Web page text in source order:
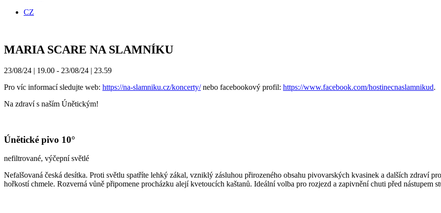
CZ
MARIA SCARE NA SLAMNÍKU
23/08/24 | 19.00 - 23/08/24 | 23.59
Pro víc informací sledujte web: https://na-slamniku.cz/koncerty/nebo facebookový profil: https://www.facebook.com/hostinecnaslamnikud.
Na zdraví s naším Únětickým!
Únětické pivo 10°
nefiltrované, výčepní světlé
Nefalšovaná česká desítka. Proti světlu spatříte lehký zákal, vzniklý zásluhou přirozeného obsahu pivovarských kvasinek a dalších zdraví
hořkostí chmele. Rozverná vůně připomene procházku alejí kvetoucích kaštanů. Ideální volba pro rozjezd a zapivnění chuti před nástupem